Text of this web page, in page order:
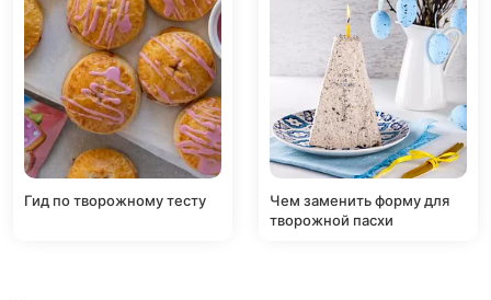
Гид по творожному тесту
Чем заменить форму для
творожной пасхи